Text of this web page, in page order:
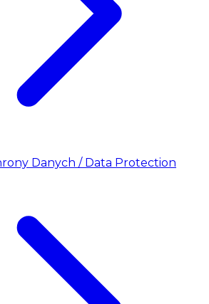
Danych / Data Protection